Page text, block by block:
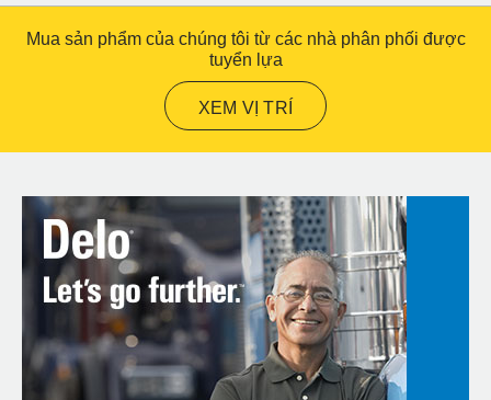
Mua sản phẩm của chúng tôi từ các nhà phân phối được
tuyển lựa
XEM VỊ TRÍ